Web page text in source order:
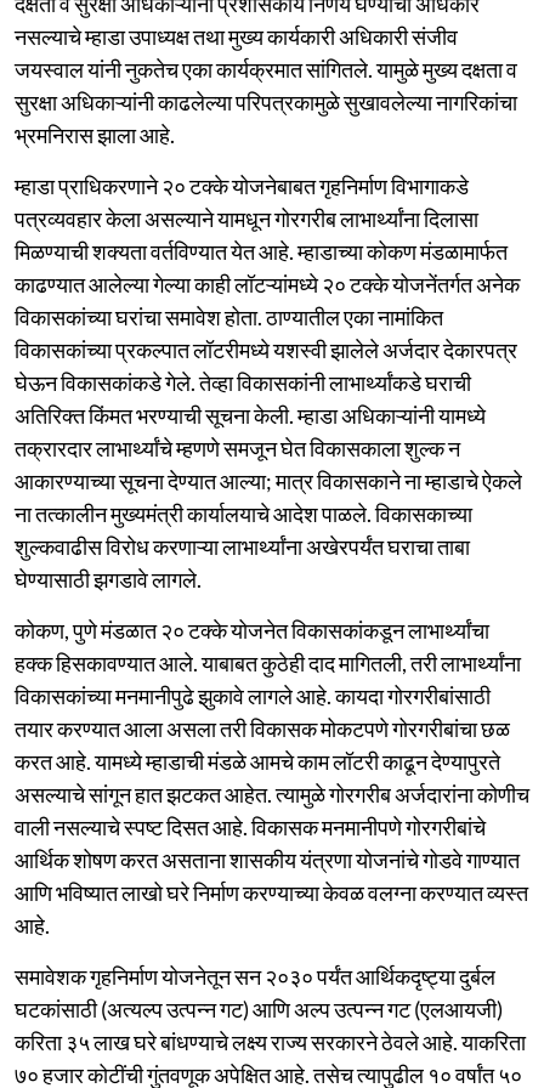
नसल्याचे म्हाडा उपाध्यक्ष तथा मुख्य कार्यकारी अधिकारी संजीव
जयस्वाल यांनी नुकतेच एका कार्यक्रमात सांगितले. यामुळे मुख्य दक्षता व
सुरक्षा अधिकाऱ्यांनी काढलेल्या परिपत्रकामुळे सुखावलेल्या नागरिकांचा
भ्रमनिरास झाला आहे.
म्हाडा प्राधिकरणाने २० टक्के योजनेबाबत गृहनिर्माण विभागाकडे
पत्रव्यवहार केला असल्याने यामधून गोरगरीब लाभार्थ्यांना दिलासा
मिळण्याची शक्यता वर्तविण्यात येत आहे. म्हाडाच्या कोकण मंडळामार्फत
काढण्यात आलेल्या गेल्या काही लॉटऱ्यांमध्ये २० टक्के योजनेंतर्गत अनेक
विकासकांच्या घरांचा समावेश होता. ठाण्यातील एका नामांकित
विकासकांच्या प्रकल्पात लॉटरीमध्ये यशस्वी झालेले अर्जदार देकारपत्र
घेऊन विकासकांकडे गेले. तेव्हा विकासकांनी लाभार्थ्यांकडे घराची
अतिरिक्त किंमत भरण्याची सूचना केली. म्हाडा अधिकाऱ्यांनी यामध्ये
तक्रारदार लाभार्थ्यांचे म्हणणे समजून घेत विकासकाला शुल्क न
आकारण्याच्या सूचना देण्यात आल्या; मात्र विकासकाने ना म्हाडाचे ऐकले
ना तत्कालीन मुख्यमंत्री कार्यालयाचे आदेश पाळले. विकासकाच्या
शुल्कवाढीस विरोध करणाऱ्या लाभार्थ्यांना अखेरपर्यंत घराचा ताबा
घेण्यासाठी झगडावे लागले.
कोकण, पुणे मंडळात २० टक्के योजनेत विकासकांकडून लाभार्थ्यांचा
हक्क हिसकावण्यात आले. याबाबत कुठेही दाद मागितली, तरी लाभार्थ्यांना
विकासकांच्या मनमानीपुढे झुकावे लागले आहे. कायदा गोरगरीबांसाठी
तयार करण्यात आला असला तरी विकासक मोकटपणे गोरगरीबांचा छळ
करत आहे. यामध्ये म्हाडाची मंडळे आमचे काम लॉटरी काढून देण्यापुरते
असल्याचे सांगून हात झटकत आहेत. त्यामुळे गोरगरीब अर्जदारांना कोणीच
वाली नसल्याचे स्पष्ट दिसत आहे. विकासक मनमानीपणे गोरगरीबांचे
आर्थिक शोषण करत असताना शासकीय यंत्रणा योजनांचे गोडवे गाण्यात
आणि भविष्यात लाखो घरे निर्माण करण्याच्या केवळ वलग्ना करण्यात व्यस्त
आहे.
समावेशक गृहनिर्माण योजनेतून सन २०३० पर्यंत आर्थिकदृष्ट्या दुर्बल
घटकांसाठी (अत्यल्प उत्पन्न गट) आणि अल्प उत्पन्न गट (एलआयजी)
करिता ३५ लाख घरे बांधण्याचे लक्ष्य राज्य सरकारने ठेवले आहे. याकरिता
७० हजार कोटींची गुंतवणूक अपेक्षित आहे. तसेच त्यापुढील १० वर्षांत ५०